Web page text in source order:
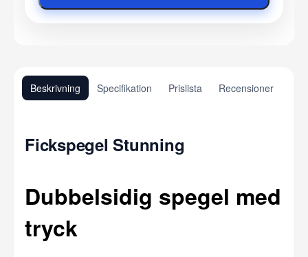
Beskrivning Specifikation Prislista Recensioner
Fickspegel Stunning
Dubbelsidig spegel med
tryck